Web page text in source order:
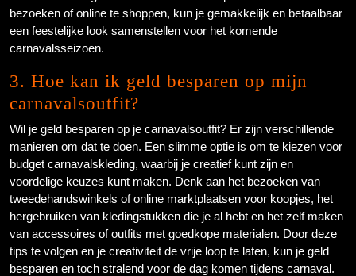
bezoeken of online te shoppen, kun je gemakkelijk en betaalbaar
een feestelijke look samenstellen voor het komende
carnavalsseizoen.
3. Hoe kan ik geld besparen op mijn
carnavalsoutfit?
Wil je geld besparen op je carnavalsoutfit? Er zijn verschillende
manieren om dat te doen. Een slimme optie is om te kiezen voor
budget carnavalskleding, waarbij je creatief kunt zijn en
voordelige keuzes kunt maken. Denk aan het bezoeken van
tweedehandswinkels of online marktplaatsen voor koopjes, het
hergebruiken van kledingstukken die je al hebt en het zelf maken
van accessoires of outfits met goedkope materialen. Door deze
tips te volgen en je creativiteit de vrije loop te laten, kun je geld
besparen en toch stralend voor de dag komen tijdens carnaval.